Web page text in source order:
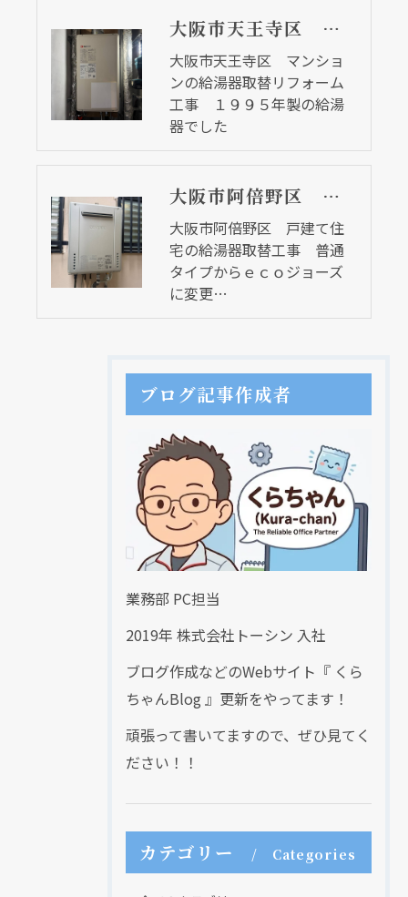
大阪市天王寺区 マンションの給湯器取替リフォーム工事 １９９５年製の給湯器でした
大阪市天王寺区 マンショ
ンの給湯器取替リフォーム
工事 １９９５年製の給湯
器でした
大阪市阿倍野区 戸建て住宅の給湯器取替工事 普通タイプからｅｃｏジョーズに変更しました
大阪市阿倍野区 戸建て住
宅の給湯器取替工事 普通
タイプからｅｃｏジョーズ
に変更…
ブログ記事作成者
業務部 PC担当
2019年 株式会社トーシン 入社
ブログ作成などのWebサイト『 くら
ちゃんBlog 』更新をやってます！
頑張って書いてますので、ぜひ見てく
ださい！！
カテゴリー Categories